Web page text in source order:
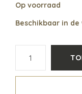
Op voorraad
Beschikbaar in de